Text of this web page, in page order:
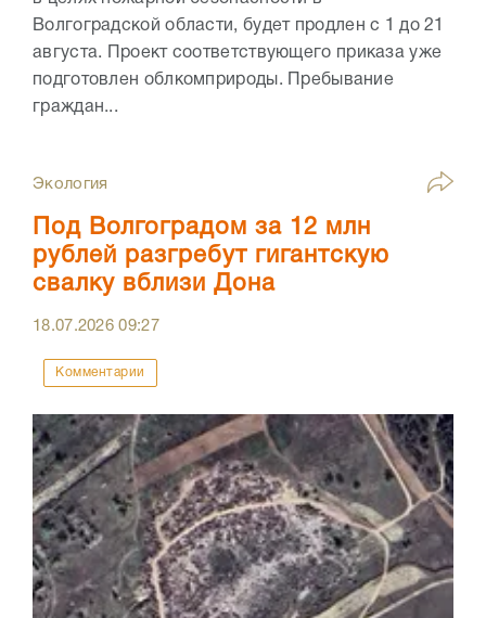
Волгоградской области, будет продлен с 1 до 21
августа. Проект соответствующего приказа уже
подготовлен облкомприроды. Пребывание
граждан...
Экология
Под Волгоградом за 12 млн
рублей разгребут гигантскую
свалку вблизи Дона
18.07.202609:27
Комментарии